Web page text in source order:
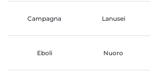
Campagna Lanusei
Eboli Nuoro